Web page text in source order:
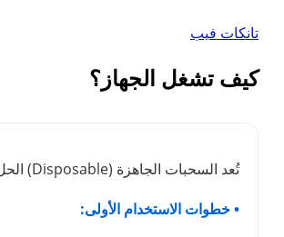
تانكات فيب
كيف تشغل الجهاز؟
تُعد السحبات الجاهزة (Disposable) الحل العملي والأسهل لعشاق الفيب. لضمان استمتاعك بوضوح طعم نكهة الفيب لأطول فترة ممكنة والحفاظ على كفاءة الجهاز، ننصحك باتباع الدليل التالي:
• خطوات الاستخدام الأولى: